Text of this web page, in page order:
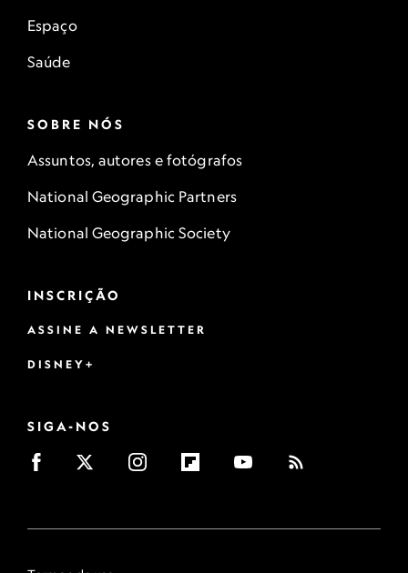
Espaço
Saúde
SOBRE NÓS
Assuntos, autores e fotógrafos
National Geographic Partners
National Geographic Society
INSCRIÇÃO
ASSINE A NEWSLETTER
DISNEY+
SIGA-NOS